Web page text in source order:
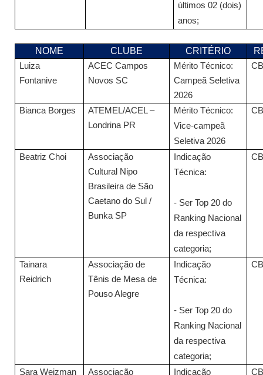
últimos 02 (dois)
anos;
NOME CLUBE CRITÉRIO
Luiza
Fontanive
ACEC Campos
Novos SC
Mérito Técnico:
Campeã Seletiva
2026
Bianca Borges
ATEMEL/ACEL –
Londrina PR
Mérito Técnico:
Vice-campeã
Seletiva 2026
Beatriz Choi
Associação
Cultural Nipo
Brasileira de São
Caetano do Sul /
Bunka SP
Indicação
Técnica:
- Ser Top 20 do
Ranking Nacional
da respectiva
categoria;
Tainara
Reidrich
Associação de
Tênis de Mesa de
Pouso Alegre
Indicação
Técnica:
- Ser Top 20 do
Ranking Nacional
da respectiva
categoria;
Sara Weizman Associação Indicação